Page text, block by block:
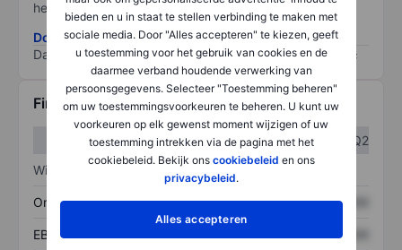
bieden en u in staat te stellen verbinding te maken met
sociale media. Door "Alles accepteren" te kiezen, geeft
u toestemming voor het gebruik van cookies en de
daarmee verband houdende verwerking van
persoonsgegevens. Selecteer "Toestemming beheren"
om uw toestemmingsvoorkeuren te beheren. U kunt uw
voorkeuren op elk gewenst moment wijzigen of uw
toestemming intrekken via de pagina met het
cookiebeleid. Bekijk ons cookiebeleid en ons
privacybeleid.
Alles accepteren
het grootste risico).
Download de ESG-risicomethodologie
Data provided by
/
Financiële gegevens
Q1
Q2
Winst/verlies
Omzet XXXXXXX XXXXXXX
EBITDA XXXXXXX